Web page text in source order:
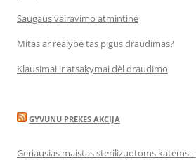
Saugaus vairavimo atmintinė
Mitas ar realybė tas pigus draudimas?
Klausimai ir atsakymai dėl draudimo
GYVUNU PREKES AKCIJA
Geriausias maistas sterilizuotoms katėms -